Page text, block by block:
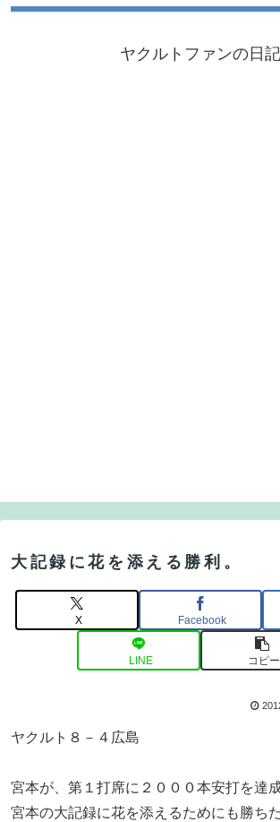
ヤクルトファンの日記
大記録に花を添える勝利。
X Facebook
LINE コピー
ヤクルト８－４広島
宮本が、第１打席に２０００本安打を達
宮本の大記録に花を添えるためにも勝ち